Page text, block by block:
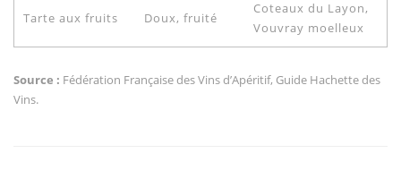
Tarte aux fruits Doux, fruité
Coteaux du Layon,
Vouvray moelleux
Source : Fédération Française des Vins d’Apéritif, Guide Hachette des
Vins.